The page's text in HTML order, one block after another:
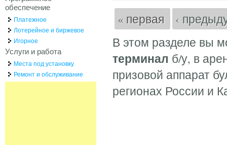
Страницы
« первая
‹
В этом разделе вы
терминал б/у, в
призовой аппарат
регионах России и
обеспечение
Платежное
Лотерейное и биржевое
Игорное
Услуги и работа
Места под установку
Ремонт и обслуживание